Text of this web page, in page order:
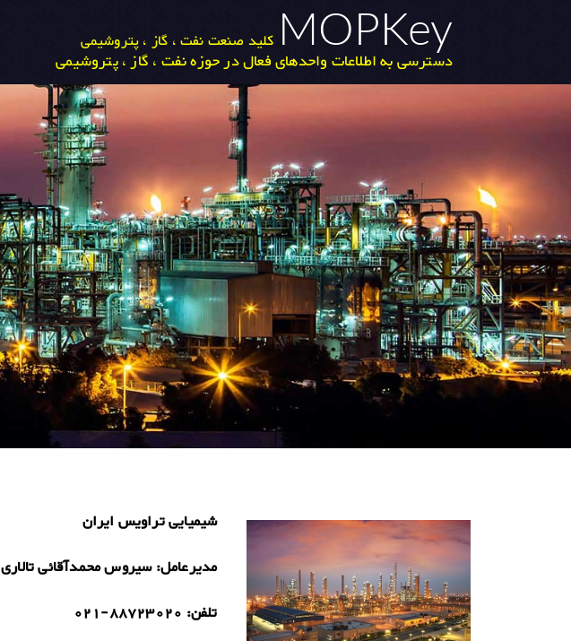
MOPKey کلید صنعت نفت ، گاز ، پتروشیمی
دسترسی به اطلاعات واحدهای فعال در حوزه نفت ، گاز ، پتروشیمی
شیمیایی تراویس ایران
مدیرعامل:سیروس محمدآقائی تالاری
تلفن: 021-88723020